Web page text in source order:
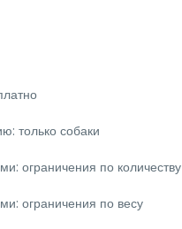
только собаки
ограничения по количеству
ограничения по весу